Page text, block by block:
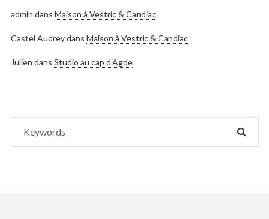
admin dans Maison à Vestric & Candiac
Castel Audreydans Maison à Vestric & Candiac
Julien dans Studio au cap d’Agde